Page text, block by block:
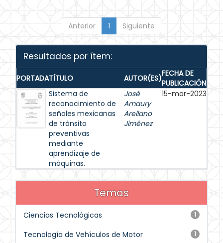
Anterior 1 Siguiente
Resultados por ítem:
PORTADATÍTULO AUTOR(ES)FECHA DE
PUBLICACIÓN
Sistema de
reconocimiento de
señales mexicanas
de tránsito
preventivas
mediante
aprendizaje de
máquinas.
José
Amaury
Arellano
Jiménez
15-mar-2023
Temas
1
Ciencias Tecnológicas
1
Tecnología de Vehículos de Motor